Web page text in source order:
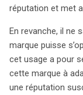
réputation et met
En revanche, il ne
marque puisse
cet usage a pour
cette marque à
une réputation